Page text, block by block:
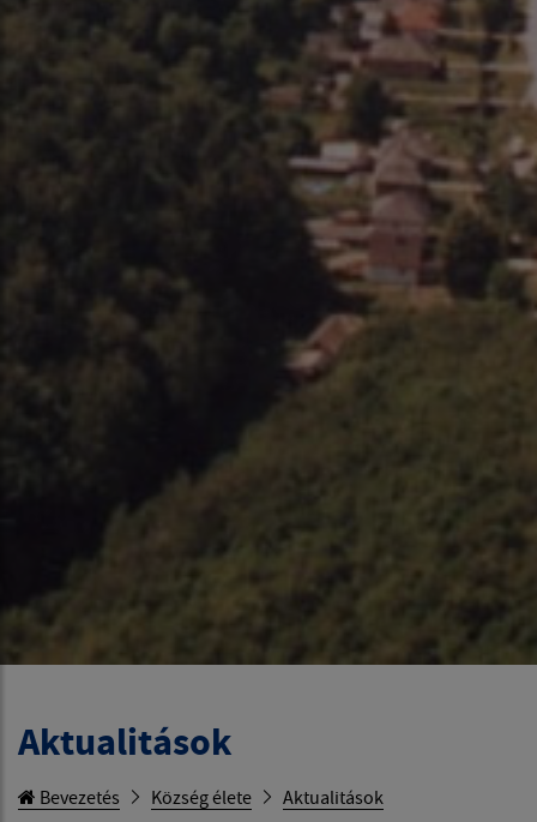
Aktualitások
Bevezetés Község élete Aktualitások